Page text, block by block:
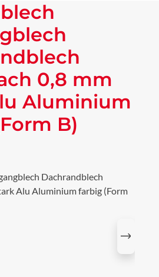
0,8 mm
Aluminium
B)